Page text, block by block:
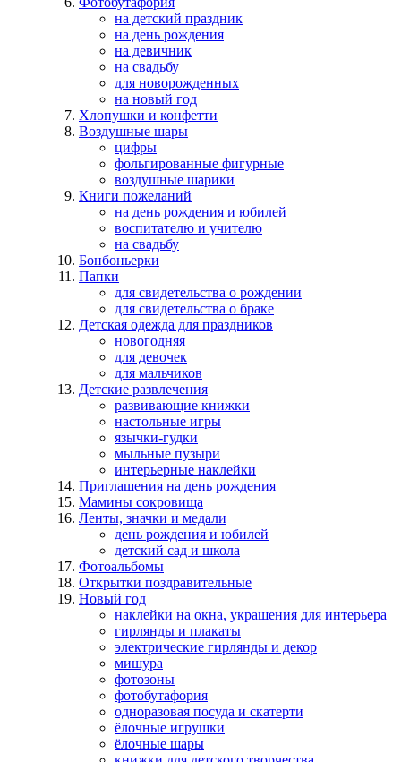
на детский праздник
на день рождения
на девичник
на свадьбу
для новорожденных
на новый год
Хлопушки и конфетти
Воздушные шары
цифры
фольгированные фигурные
воздушные шарики
Книги пожеланий
на день рождения и юбилей
воспитателю и учителю
на свадьбу
Бонбоньерки
Папки
для свидетельства о рождении
для свидетельства о браке
Детская одежда для праздников
новогодняя
для девочек
для мальчиков
Детские развлечения
развивающие книжки
настольные игры
язычки-гудки
мыльные пузыри
интерьерные наклейки
Приглашения на день рождения
Мамины сокровища
Ленты, значки и медали
день рождения и юбилей
детский сад и школа
Фотоальбомы
Открытки поздравительные
Новый год
наклейки на окна, украшения для интерьера
гирлянды и плакаты
электрические гирлянды и декор
мишура
фотозоны
фотобутафория
одноразовая посуда и скатерти
ёлочные игрушки
ёлочные шары